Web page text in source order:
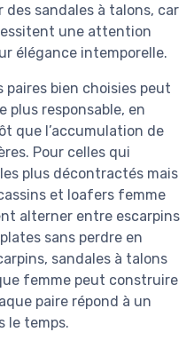
des sandales à talons, car
une attention
élégance intemporelle.
bien choisies peut
plus responsable, en
que l’accumulation de
Pour celles qui
plus décontractés mais
et loafers femme
alterner entre escarpins
sans perdre en
sandales à talons
femme peut construire
paire répond à un
le temps.